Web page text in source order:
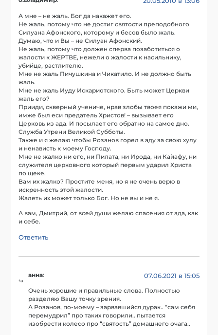
А мне – не жаль. Бог да накажет его.
Не жаль, потому что не достиг святости преподобного
Силуана Афонского, которому и бесов было жаль.
Думаю, что и Вы – не Силуан Афонский.
Не жаль, потому что должен сперва позаботиться о
жалости к ЖЕРТВЕ, нежели о жалости к насильнику,
убийце, растлителю.
Мне не жаль Пичушкина и Чикатило. И не должно быть
жаль.
Мне не жаль Иуду Искариотского. Быть может Церкви
жаль его?
Прииди, скверный учениче, нрав злобы твоея покажи ми,
имже был еси предатель Христов! – вызывает его
Церковь из ада. И посылает его обратно на самое дно.
Служба Утрени Великой Субботы.
Также и я желаю чтобы Розанов горел в аду за свою хулу
и ненависть к моему Господу.
Мне не жалко ни его, ни Пилата, ни Ирода, ни Кайафу, ни
служителя церковного который первым ударил Христа
по щеке.
Вам их жалко? Простите меня, но я не очень верю в
искренность этой жалости.
Жалеть их может только Бог. Но не вы и не я.
А вам, Дмитрий, от всей души желаю спасения от ада, как
и себе.
Ответить
анна: 07.06.2021 в 15:05
Очень хорошие и правильные слова. Полностью
разделяю Вашу точку зрения.
А Розанов, по-моему – зарвавшийся дурак.. “сам себя
перемудрил” про таких говорили.. пытается
изобрести колесо про “святость” домашнего очага..